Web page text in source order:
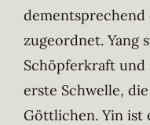
zugeordnet. Yang
Schöpferkraft und
erste Schwelle,
Göttlichen. Yin ist